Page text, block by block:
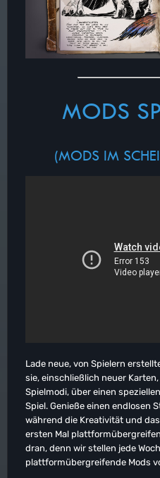
MODS
(MODS IM
Lade neue, von Spielern
sie, einschließlich neuer
Spielmodi, über einen
Spiel. Genieße einen endlosen
während die Kreativität und
ersten Mal
dran, denn wir stellen jede
plattformübergreifende Mods